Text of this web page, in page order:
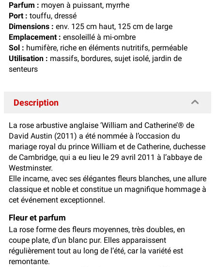
Parfum : moyen à puissant, myrrhe
Port : touffu, dressé
Dimensions : env. 125 cm haut, 125 cm de large
Emplacement : ensoleillé à mi-ombre
Sol : humifère, riche en éléments nutritifs, perméable
Utilisation : massifs, bordures, sujet isolé, jardin de
senteurs
Description
La rose arbustive anglaise ‘William and Catherine’® de
David Austin (2011) a été nommée à l’occasion du
mariage royal du prince William et de Catherine, duchesse
de Cambridge, qui a eu lieu le 29 avril 2011 à l’abbaye de
Westminster.
Elle incarne, avec ses élégantes fleurs blanches, une allure
classique et noble et constitue un magnifique hommage à
cet événement exceptionnel.
Fleur et parfum
La rose forme des fleurs moyennes, très doubles, en
coupe plate, d’un blanc pur. Elles apparaissent
régulièrement tout au long de l’été, car la variété est
remontante.